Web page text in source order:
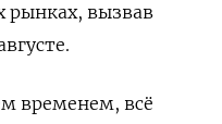
рынках, вызвав
временем, всё